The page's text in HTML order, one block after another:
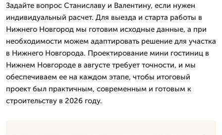
Задайте вопрос Станиславу и Валентину, если нужен
индивидуальный расчет. Для выезда и старта работы в
Нижнего Новгород мы готовим исходные данные, а при
необходимости можем адаптировать решение для участка
в Нижнего Новгорода. Проектирование мини гостиниц в
Нижнем Новгороде в августе требует точности, и мы
обеспечиваем ее на каждом этапе, чтобы итоговый
проект был практичным, современным и готовым к
строительству в 2026 году.